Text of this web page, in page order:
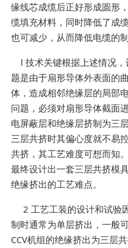
缘线芯成缆后正好形成圆形
缆填充材料，同时降低了成
也可减少，从而降低电缆的制
l 技术关键根据上述情况，
题是由于扇形导体外表面的
体，造成相邻绝缘层的局部
问题，必须对扇形导体截面
电屏蔽层和绝缘层挤制为三
三层共挤时其偏心度就不易
共挤，其工艺难度可想而知
最终设计出一套三层共挤模
绝缘挤出的工艺难点。
2 工艺工装的设计和试验
制时通常为单层挤出，一般
CCV机组的绝缘挤出为三层